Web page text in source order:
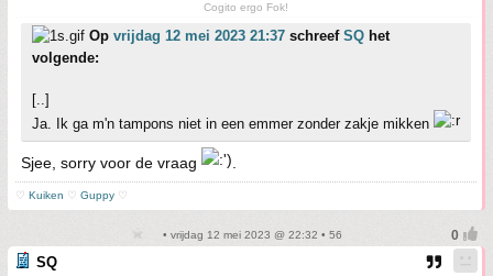
Cogito ergo Fok!
Op vrijdag 12 mei 2023 21:37 schreef SQ het
volgende:
[..]
Ja. Ik ga m'n tampons niet in een emmer zonder zakje mikken
Sjee, sorry voor de vraag
♡ Kuiken ♡ Guppy ♡
• vrijdag 12 mei 2023 @ 22:32 • 56
SQ